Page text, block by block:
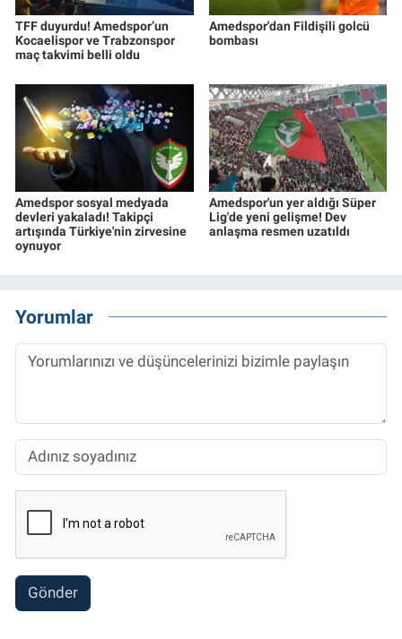
TFF duyurdu! Amedspor’un
Kocaelispor ve Trabzonspor
maç takvimi belli oldu
Amedspor'dan Fildişili golcü
bombası
Amedspor sosyal medyada
devleri yakaladı! Takipçi
artışında Türkiye'nin zirvesine
oynuyor
Amedspor'un yer aldığı Süper
Lig'de yeni gelişme! Dev
anlaşma resmen uzatıldı
Yorumlar
Gönder